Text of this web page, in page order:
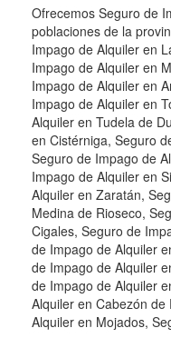
Ofrecemos Seguro de
poblaciones de la
Impago de Alquiler en
Impago de Alquiler en
Impago de Alquiler en
Impago de Alquiler en
Alquiler en Tudela de
en Cistérniga, Seguro
Seguro de Impago de
Impago de Alquiler en
Alquiler en Zaratán,
Medina de Rioseco,
Cigales, Seguro de
de Impago de Alquiler
de Impago de Alquiler
de Impago de Alquiler
Alquiler en Cabezón
Alquiler en Mojados,